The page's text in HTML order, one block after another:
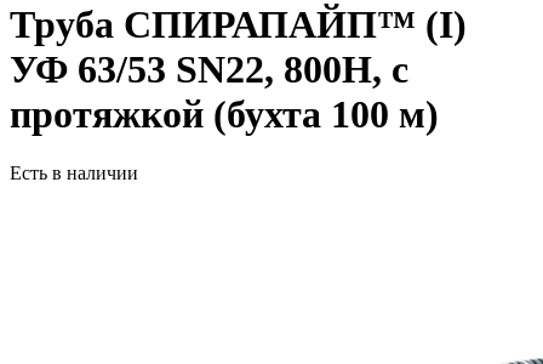
Труба СПИРАПАЙП™ (I)
УФ 63/53 SN22, 800Н, с
протяжкой (бухта 100 м)
Есть в наличии